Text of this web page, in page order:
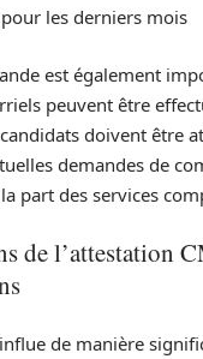
les derniers mois
est également
peuvent être
candidats doivent être
demandes de
part des services
de l’attestation
influe de manière